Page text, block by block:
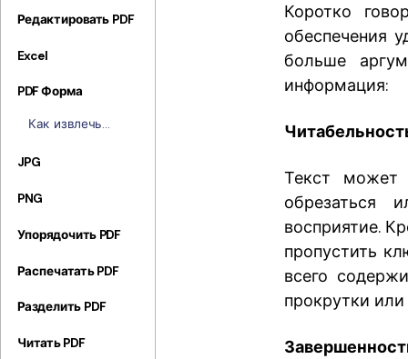
Редактировать PDF
Excel
PDF Форма
Как извлечь
помощью кода
Пошаговая
JPG
PNG
Упорядочить PDF
Распечатать PDF
Разделить PDF
Читать PDF
Коротко
обеспечения
больше
информация:
Текст
обрезаться
восприятие.
пропустить
всего
прокрутки